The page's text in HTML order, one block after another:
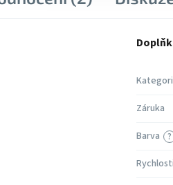
Záruka
?
Barva